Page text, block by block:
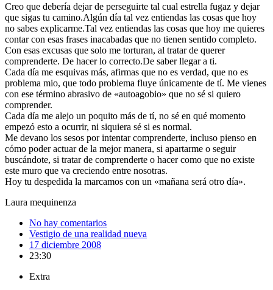
Creo que debería dejar de perseguirte tal cual estrella fugaz y dejar
que sigas tu camino.Algún día tal vez entiendas las cosas que hoy
no sabes explicarme.Tal vez entiendas las cosas que hoy me quieres
contar con esas frases inacabadas que no tienen sentido completo.
Con esas excusas que solo me torturan, al tratar de querer
comprenderte. De hacer lo correcto.De saber llegar a ti.
Cada día me esquivas más, afirmas que no es verdad, que no es
problema mio, que todo problema fluye únicamente de tí. Me vienes
con ese término abrasivo de «autoagobio» que no sé si quiero
comprender.
Cada día me alejo un poquito más de tí, no sé en qué momento
empezó esto a ocurrir, ni siquiera sé si es normal.
Me devano los sesos por intentar comprenderte, incluso pienso en
cómo poder actuar de la mejor manera, si apartarme o seguir
buscándote, si tratar de comprenderte o hacer como que no existe
este muro que va creciendo entre nosotras.
Hoy tu despedida la marcamos con un «mañana será otro día».
Laura mequinenza
No hay comentarios
Vestigio de una realidad nueva
17 diciembre 2008
23:30
Extra